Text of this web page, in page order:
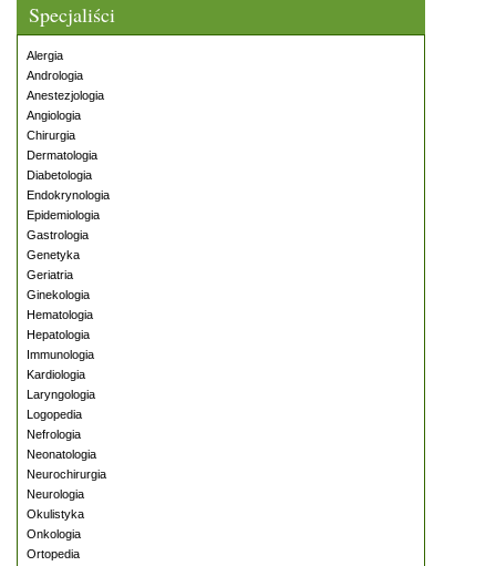
Specjaliści
Alergia
Andrologia
Anestezjologia
Angiologia
Chirurgia
Dermatologia
Diabetologia
Endokrynologia
Epidemiologia
Gastrologia
Genetyka
Geriatria
Ginekologia
Hematologia
Hepatologia
Immunologia
Kardiologia
Laryngologia
Logopedia
Nefrologia
Neonatologia
Neurochirurgia
Neurologia
Okulistyka
Onkologia
Ortopedia